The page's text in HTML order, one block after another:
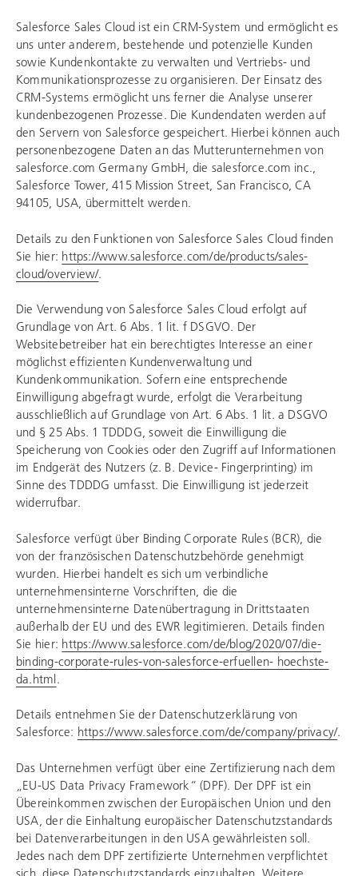
Salesforce Sales Cloud ist ein CRM-System und ermöglicht es
uns unter anderem, bestehende und potenzielle Kunden
sowie Kundenkontakte zu verwalten und Vertriebs- und
Kommunikationsprozesse zu organisieren. Der Einsatz des
CRM-Systems ermöglicht uns ferner die Analyse unserer
kundenbezogenen Prozesse. Die Kundendaten werden auf
den Servern von Salesforce gespeichert. Hierbei können auch
personenbezogene Daten an das Mutterunternehmen von
salesforce.com Germany GmbH, die salesforce.com inc.,
Salesforce Tower, 415 Mission Street, San Francisco, CA
94105, USA, übermittelt werden.
Details zu den Funktionen von Salesforce Sales Cloud finden
Sie hier: https://www.salesforce.com/de/products/sales-
cloud/overview/.
Die Verwendung von Salesforce Sales Cloud erfolgt auf
Grundlage von Art. 6 Abs. 1 lit. f DSGVO. Der
Websitebetreiber hat ein berechtigtes Interesse an einer
möglichst effizienten Kundenverwaltung und
Kundenkommunikation. Sofern eine entsprechende
Einwilligung abgefragt wurde, erfolgt die Verarbeitung
ausschließlich auf Grundlage von Art. 6 Abs. 1 lit. a DSGVO
und § 25 Abs. 1 TDDDG, soweit die Einwilligung die
Speicherung von Cookies oder den Zugriff auf Informationen
im Endgerät des Nutzers (z. B. Device- Fingerprinting) im
Sinne des TDDDG umfasst. Die Einwilligung ist jederzeit
widerrufbar.
Salesforce verfügt über Binding Corporate Rules (BCR), die
von der französischen Datenschutzbehörde genehmigt
wurden. Hierbei handelt es sich um verbindliche
unternehmensinterne Vorschriften, die die
unternehmensinterne Datenübertragung in Drittstaaten
außerhalb der EU und des EWR legitimieren. Details finden
Sie hier: https://www.salesforce.com/de/blog/2020/07/die-
binding-corporate-rules-von-salesforce-erfuellen- hoechste-
da.html.
Details entnehmen Sie der Datenschutzerklärung von
Salesforce: https://www.salesforce.com/de/company/privacy/.
Das Unternehmen verfügt über eine Zertifizierung nach dem
„EU-US Data Privacy Framework“ (DPF). Der DPF ist ein
Übereinkommen zwischen der Europäischen Union und den
USA, der die Einhaltung europäischer Datenschutzstandards
bei Datenverarbeitungen in den USA gewährleisten soll.
Jedes nach dem DPF zertifizierte Unternehmen verpflichtet
sich, diese Datenschutzstandards einzuhalten. Weitere